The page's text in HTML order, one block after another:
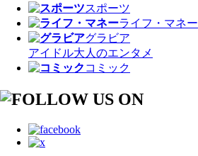
スポーツ
ライフ・マネー
グラビア
アイドル大人のエンタメ
コミック